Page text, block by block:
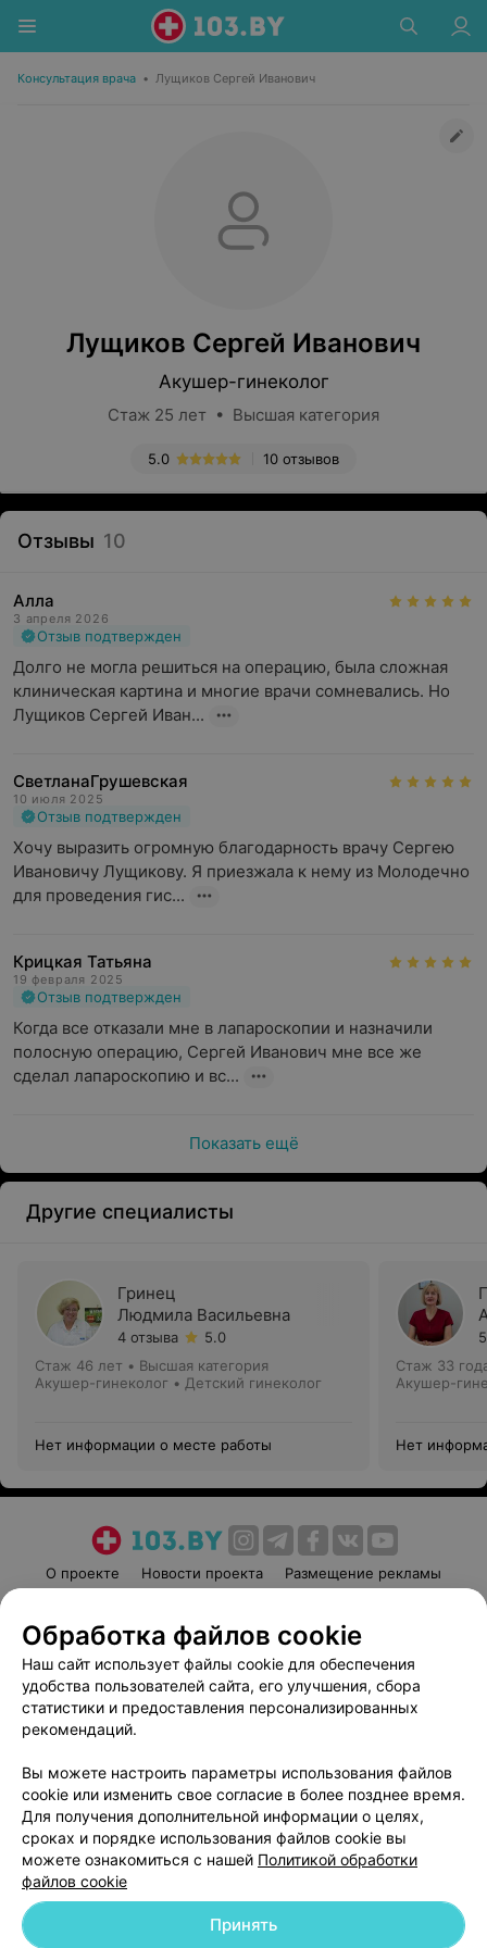
Консультация врача • Лущиков Сергей Иванович
Лущиков Сергей Иванович
Акушер-гинеколог
Стаж 25 лет • Высшая категория
10 отзывов
5.0
Отзывы 10
Алла
3 апреля 2026
Отзыв подтвержден
Долго не могла решиться на операцию, была сложная
клиническая картина и многие врачи сомневались. Но
Лущиков Сергей Иван...
СветланаГрушевская
10 июля 2025
Отзыв подтвержден
Хочу выразить огромную благодарность врачу Сергею
Ивановичу Лущикову. Я приезжала к нему из Молодечно
для проведения гис...
Крицкая Татьяна
19 февраля 2025
Отзыв подтвержден
Когда все отказали мне в лапароскопии и назначили
полосную операцию, Сергей Иванович мне все же
сделал лапароскопию и вс...
Показать ещё
Другие специалисты
Гринец
Людмила Васильевна
4 отзыва
5.0
Стаж 46 лет • Высшая категория
Акушер-гинеколог • Детский гинеколог
Нет информации о месте работы
Стаж 33
Акушер-
Нет
О проекте Новости проекта
Размещение рекламы
Пользовательское соглашение
Способы оплаты
Вакансии
Партнеры
Написать руководителю 103.by
Обработка персональных данных
© 2026 ООО «Артокс Лаб», УНП 191700409 | 220012, Республика Беларусь,
Обработка файлов cookie
Наш сайт использует файлы cookie для обеспечения
удобства пользователей сайта, его улучшения, сбора
статистики и предоставления персонализированных
рекомендаций.
Вы можете настроить параметры использования файлов
cookie или изменить свое согласие в более позднее время.
Для получения дополнительной информации о целях,
сроках и порядке использования файлов cookie вы
можете ознакомиться с нашей Политикой обработки
файлов cookie
Принять